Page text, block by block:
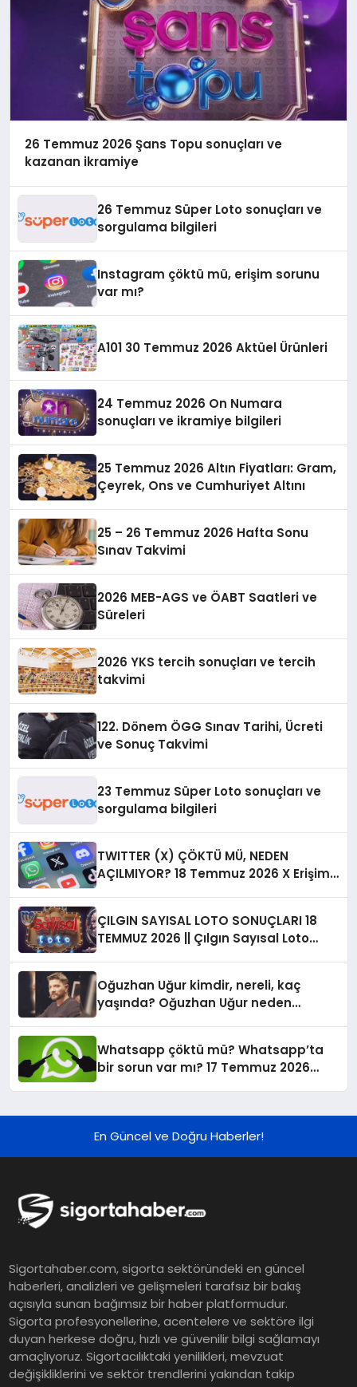
26 Temmuz 2026 Şans Topu sonuçları ve
kazanan ikramiye
26 Temmuz Süper Loto sonuçları ve
sorgulama bilgileri
Instagram çöktü mü, erişim sorunu
var mı?
A101 30 Temmuz 2026 Aktüel Ürünleri
24 Temmuz 2026 On Numara
sonuçları ve ikramiye bilgileri
25 Temmuz 2026 Altın Fiyatları: Gram,
Çeyrek, Ons ve Cumhuriyet Altını
25 – 26 Temmuz 2026 Hafta Sonu
Sınav Takvimi
2026 MEB-AGS ve ÖABT Saatleri ve
Süreleri
2026 YKS tercih sonuçları ve tercih
takvimi
122. Dönem ÖGG Sınav Tarihi, Ücreti
ve Sonuç Takvimi
23 Temmuz Süper Loto sonuçları ve
sorgulama bilgileri
TWITTER (X) ÇÖKTÜ MÜ, NEDEN
AÇILMIYOR? 18 Temmuz 2026 X Erişim
ÇILGIN SAYISAL LOTO SONUÇLARI 18
TEMMUZ 2026 || Çılgın Sayısal Loto
sorgulama ekranı…
Oğuzhan Uğur kimdir, nereli, kaç
yaşında? Oğuzhan Uğur neden
Whatsapp çöktü mü? Whatsapp’ta
bir sorun var mı? 17 Temmuz 2026
En Güncel ve Doğru Haberler!
Sigortahaber.com, sigorta sektöründeki en güncel
haberleri, analizleri ve gelişmeleri tarafsız bir bakış
açısıyla sunan bağımsız bir haber platformudur.
Sigorta profesyonellerine, acentelere ve sektöre ilgi
duyan herkese doğru, hızlı ve güvenilir bilgi sağlamayı
amaçlıyoruz. Sigortacılıktaki yenilikleri, mevzuat
değişikliklerini ve sektör trendlerini yakından takip